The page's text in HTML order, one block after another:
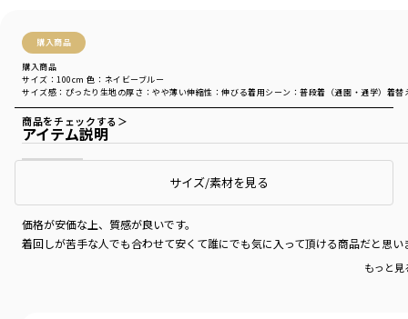
購入商品
購入商品
サイズ感 ：ぴったり 生地の厚さ ：やや薄い伸縮性 ：伸びる着用シーン ：普段着（通園・通学） 着替
サイズ：100cm 色：ネイビーブルー
商品をチェックする＞
価格が安価な上、質感が良いです。
着回しが苦手な人でも合わせて安くて誰にでも気に入って頂ける商品だと思い
もっと
アイテム説明
サイズ/素材を見る